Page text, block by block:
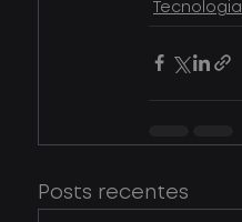
Tecnologia
Posts recentes